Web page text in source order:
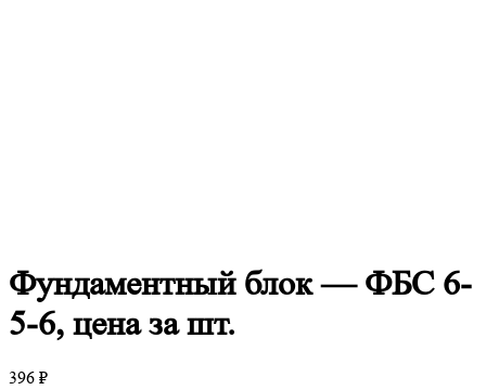
Фундаментныйблок — ФБС 6-
5-6, цена за шт.
396 ₽